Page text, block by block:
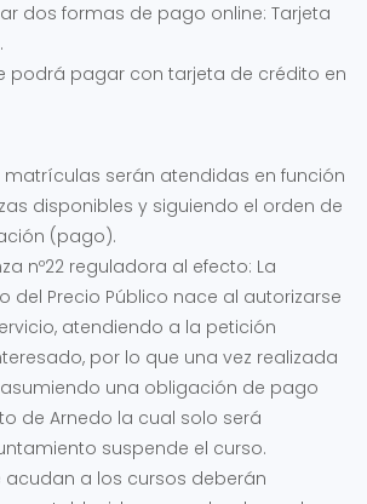
dos formas de pago online: Tarjeta
podrá pagar con tarjeta de crédito en
serán atendidas en función
disponibles y siguiendo el orden de
(pago).
nº22 reguladora al efecto: La
del Precio Público nace al autorizarse
atendiendo a la petición
por lo que una vez realizada
una obligación de pago
de Arnedo la cual solo será
suspende el curso.
acudan a los cursos deberán